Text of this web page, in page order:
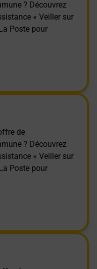
? Découvrez
« Veiller sur
Poste pour
de
? Découvrez
« Veiller sur
Poste pour